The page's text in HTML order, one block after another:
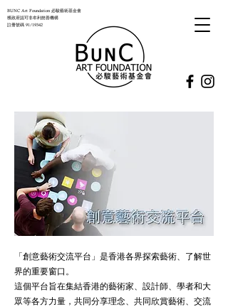
BUNC Art Foundation 必駿藝術基金會
獲政府認可非牟利慈善機構
註冊號碼 91/19342
「創意藝術交流平台」是香港各界探索藝術、了解世
界的重要窗口。
這個平台旨在集結香港的藝術家、設計師、學者和大
眾等各方力量，共同分享理念、共同欣賞藝術、交流